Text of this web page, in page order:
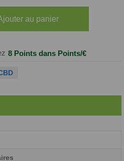
au panier
8 Points dans Points/€